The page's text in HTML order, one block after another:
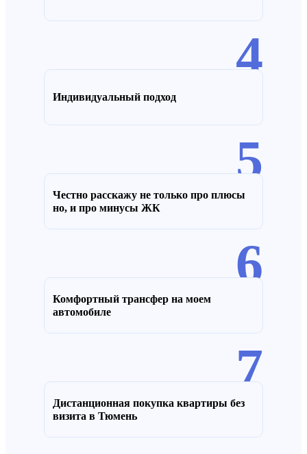
4
Индивидуальный подход
5
Честно расскажу не только про плюсы
но, и про минусы ЖК
6
Комфортный трансфер на моем
автомобиле
7
Дистанционная покупка квартиры без
визита в Тюмень